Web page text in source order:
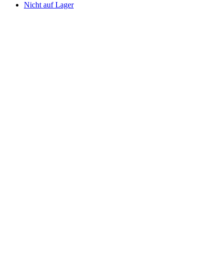
Nicht auf Lager